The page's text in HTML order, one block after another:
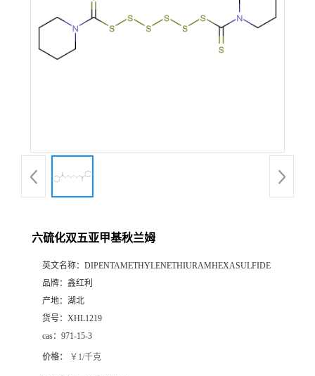
六硫化双五亚甲基秋兰姆
英文名称： DIPENTAMETHYLENETHIURAMHEXASULFIDE
品牌： 鑫红利
产地： 湖北
货号： XHL1219
cas： 971-15-3
价格： ￥1/千克